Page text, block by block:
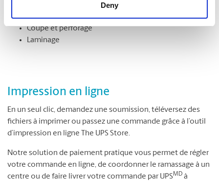
Deny
Mise en bloc
Coupe et perforage
Laminage
Impression en ligne
En un seul clic, demandez une soumission, téléversez des
fichiers à imprimer ou passez une commande grâce à l’outil
d’impression en ligne The UPS Store.
Notre solution de paiement pratique vous permet de régler
votre commande en ligne, de coordonner le ramassage à un
centre ou de faire livrer votre commande par UPSMD à